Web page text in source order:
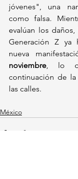
jóvenes", una
como falsa.
evalúan los
Generación Z ya
nueva
noviembre , lo
continuación de
las calles.
México